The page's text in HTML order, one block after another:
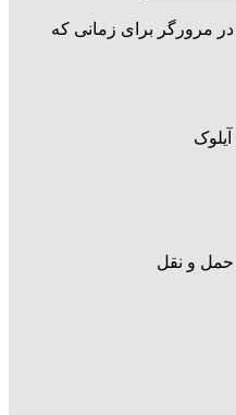
مرورگر برای زمانی که
حمل و نقل